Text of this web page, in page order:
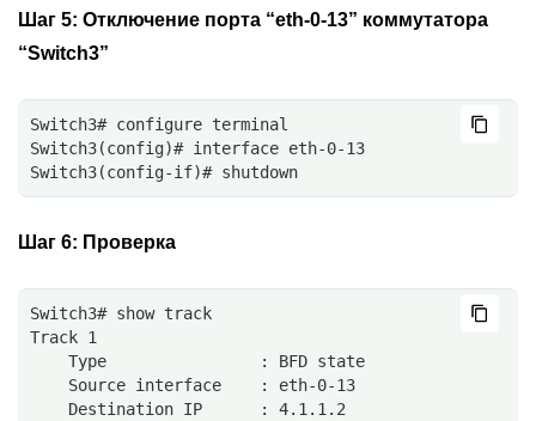
Шаг 5: Отключение порта “eth-0-13” коммутатора
“Switch3”
Switch3# configure terminal
Switch3(config)# interface eth-0-13
Switch3(config-if)# shutdown
Шаг 6: Проверка
Switch3# show track
Track 1
    Type                : BFD state
    Source interface    : eth-0-13
    Destination IP      : 4.1.1.2